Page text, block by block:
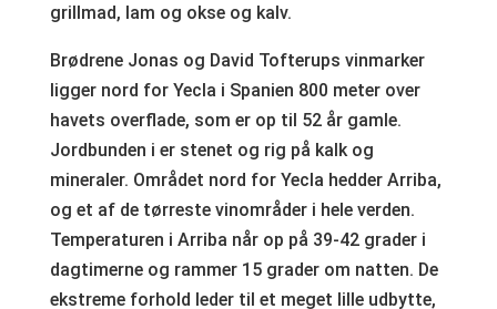
grillmad, lam og okse og kalv.
Brødrene Jonas og David Tofterups vinmarker
ligger nord for Yecla i Spanien 800 meter over
havets overflade, som er op til 52 år gamle.
Jordbunden i er stenet og rig på kalk og
mineraler. Området nord for Yecla hedder Arriba,
og et af de tørreste vinområder i hele verden.
Temperaturen i Arriba når op på 39-42 grader i
dagtimerne og rammer 15 grader om natten. De
ekstreme forhold leder til et meget lille udbytte,